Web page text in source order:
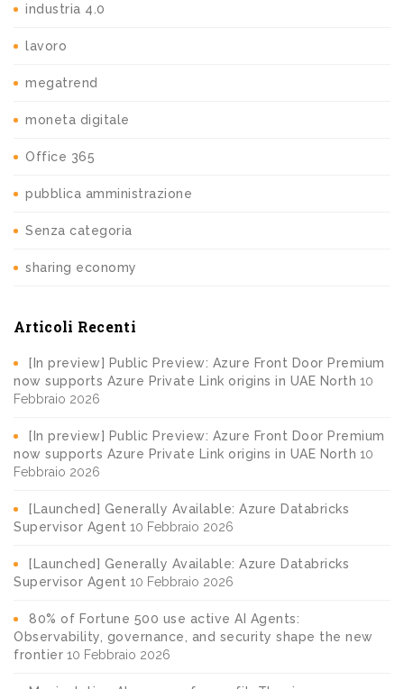
industria 4.0
lavoro
megatrend
moneta digitale
Office 365
pubblica amministrazione
Senza categoria
sharing economy
Articoli Recenti
[In preview] Public Preview: Azure Front Door Premium
now supports Azure Private Link origins in UAE North 10
Febbraio 2026
[In preview] Public Preview: Azure Front Door Premium
now supports Azure Private Link origins in UAE North 10
Febbraio 2026
[Launched] Generally Available: Azure Databricks
Supervisor Agent 10 Febbraio 2026
[Launched] Generally Available: Azure Databricks
Supervisor Agent 10 Febbraio 2026
80% of Fortune 500 use active AI Agents:
Observability, governance, and security shape the new
frontier 10 Febbraio 2026